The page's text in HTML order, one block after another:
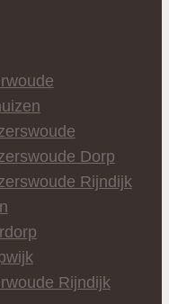
Dorp
Rijndijk
Rijndijk